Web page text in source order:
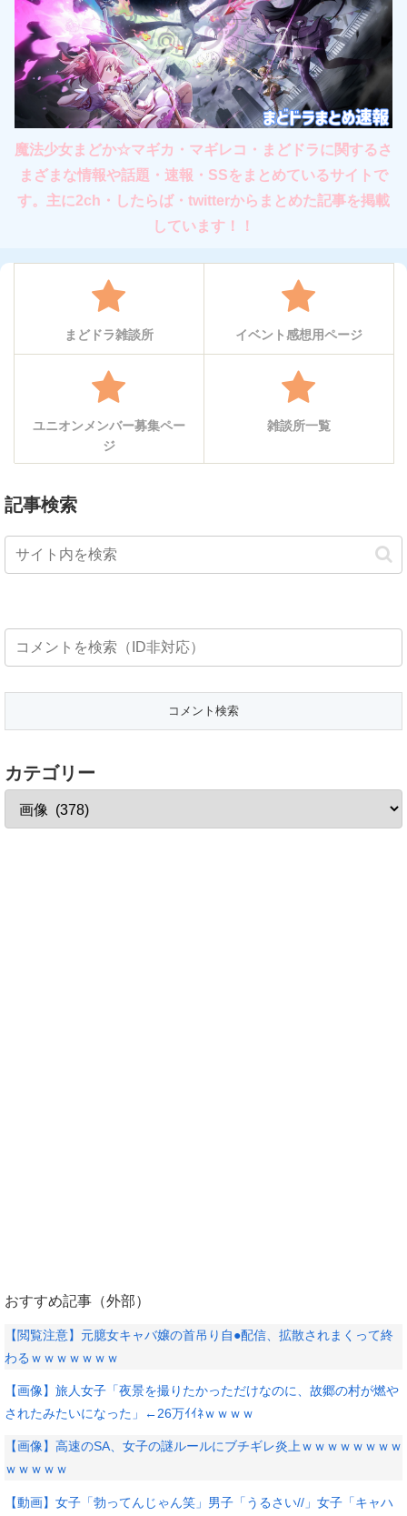
魔法少女まどか☆マギカ・マギレコ・まどドラに関するさ
まざまな情報や話題・速報・SSをまとめているサイトで
す。主に2ch・したらば・twitterからまとめた記事を掲載
しています！！
まどドラ雑談所 イベント感想用ページ
ユニオンメンバー募集ペー
ジ
雑談所一覧
記事検索
カテゴリー
おすすめ記事（外部）
【閲覧注意】元臆女キャバ嬢の首吊り自●配信、拡散されまくって終
わるｗｗｗｗｗｗｗ
【画像】旅人女子「夜景を撮りたかっただけなのに、故郷の村が燃や
されたみたいになった」←26万ｲｲﾈｗｗｗｗ
【画像】高速のSA、女子の謎ルールにブチギレ炎上ｗｗｗｗｗｗｗｗ
ｗｗｗｗｗ
【動画】女子「勃ってんじゃん笑」男子「うるさい//」女子「キャハ